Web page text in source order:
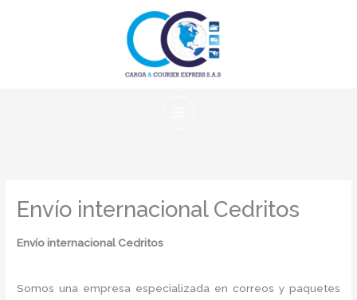
Envío internacional Cedritos
Envío internacional Cedritos
Somos una empresa especializada en correos y paquetes